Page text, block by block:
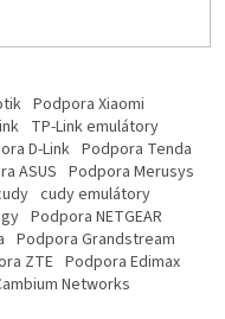
Podpora Xiaomi
TP-Link emulátory
D-Link Podpora Tenda
ASUS Podpora Merusys
cudy emulátory
Podpora NETGEAR
Podpora Grandstream
ZTE Podpora Edimax
Networks